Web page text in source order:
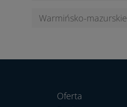
Warmińsko-mazurskie
Oferta